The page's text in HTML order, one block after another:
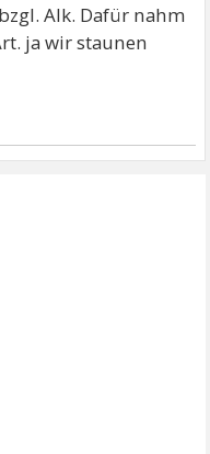
Alk. Dafür nahm
ja wir staunen